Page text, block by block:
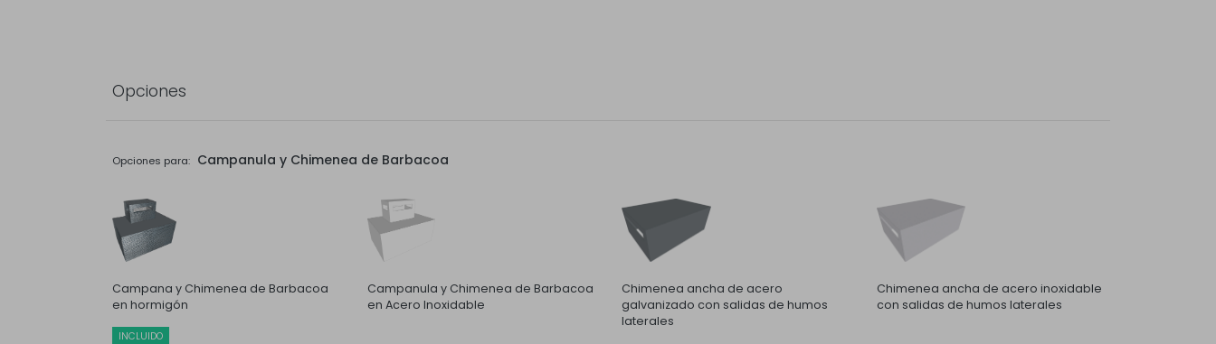
Opciones
Opciones para: Campanula y Chimenea de Barbacoa
Campana y Chimenea de Barbacoa
en hormigón
INCLUIDO
Campanula y Chimenea de Barbacoa
en Acero Inoxidable
Chimenea ancha de acero
galvanizado con salidas de humos
laterales
Chimenea ancha de acero inoxidable
con salidas de humos laterales